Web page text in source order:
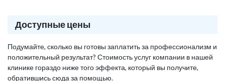
Доступные цены
Подумайте, сколько вы готовы заплатить за профессионализм и
положительный результат? Стоимость услуг компании в нашей
клинике гораздо ниже того эффекта, который вы получите,
обратившись сюда за помощью.